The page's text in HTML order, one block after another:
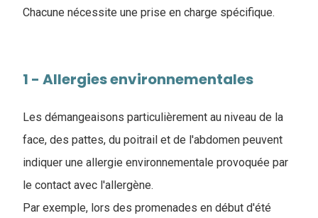
Chacune nécessite une prise en charge spécifique.
1 - Allergies environnementales
Les démangeaisons particulièrement au niveau de la
face, des pattes, du poitrail et de l'abdomen peuvent
indiquer une allergie environnementale provoquée par
le contact avec l'allergène.
Par exemple, lors des promenades en début d'été